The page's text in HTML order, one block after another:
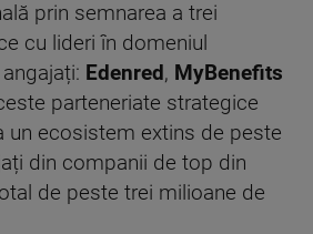
prin semnarea a trei
cu lideri în domeniul
Edenred , MyBenefits
parteneriate strategice
un ecosistem extins de peste
din companii de top din
de peste trei milioane de